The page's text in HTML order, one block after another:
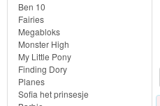
Super
Mario
Frozen
Ben 10
Fairies
Megabloks
Monster High
My Little Pony
Finding Dory
Planes
Sofia het prinsesje